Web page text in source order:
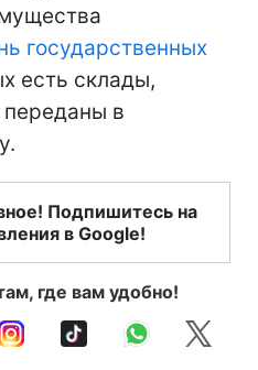
государственных
есть склады,
переданы в
Подпишитесь на
в Google!
где вам удобно!